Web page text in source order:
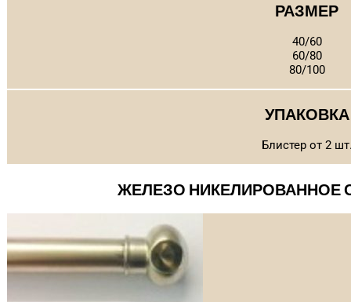
РАЗМЕР
40/60
60/80
80/100
УПАКОВКА
Блистер от 2
ЖЕЛЕЗО НИКЕЛИРОВАННОЕ